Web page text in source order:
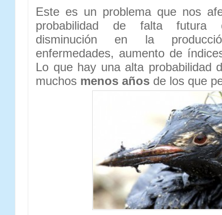
Este es un problema que nos
probabilidad de falta futura
disminución en la
enfermedades, aumento de
Lo que hay una alta probabilidad
muchos menos años de los que